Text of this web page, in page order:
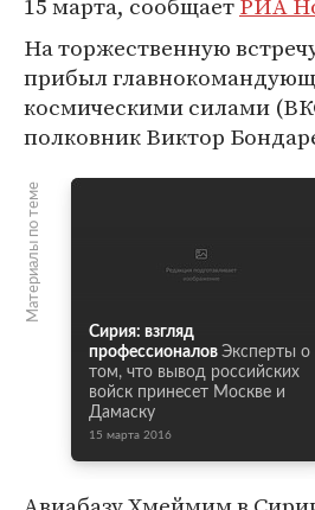
На торжественную
прибыл
космическими силами
полковник Виктор
Материалы по теме
Сирия: взгляд
профессионалов Эксперты о
том, что вывод российских
войск принесет Москве и
Дамаску
15 марта 2016